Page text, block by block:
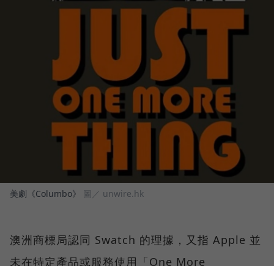
美劇《Columbo》 圖／ unwire.hk
澳洲商標局認同 Swatch 的理據，又指 Apple 並
未在特定產品或服務使用「One More